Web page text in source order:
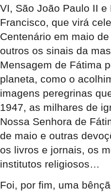
VI, São João Paulo II e
Francisco, que virá
Centenário em maio
outros os sinais da
Mensagem de Fátima
planeta, como o
imagens peregrinas
1947, as milhares de
Nossa Senhora de
de maio e outras
os livros e jornais, os
institutos religiosos…
Foi, por fim, uma